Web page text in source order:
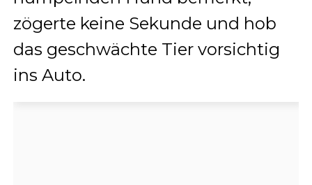
zögerte keine Sekunde und hob
das geschwächte Tier vorsichtig
ins Auto.